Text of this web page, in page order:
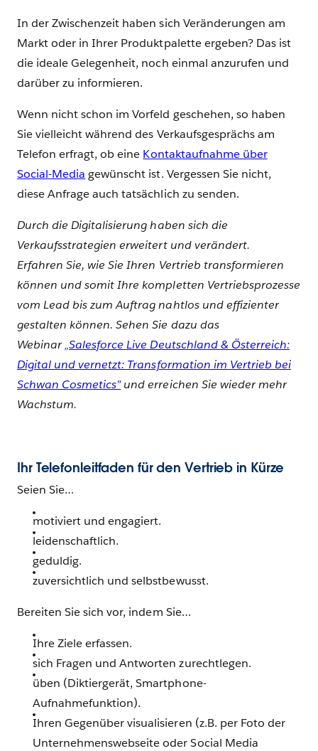
In der Zwischenzeit haben sich Veränderungen am
Markt oder in Ihrer Produktpalette ergeben? Das ist
die ideale Gelegenheit, noch einmal anzurufen und
darüber zu informieren.
Wenn nicht schon im Vorfeld geschehen, so haben
Sie vielleicht während des Verkaufsgesprächs am
Telefon erfragt, ob eine Kontaktaufnahme über
Social-Media gewünscht ist. Vergessen Sie nicht,
diese Anfrage auch tatsächlich zu senden.
Durch die Digitalisierung haben sich die
Verkaufsstrategien erweitert und verändert.
Erfahren Sie, wie Sie Ihren Vertrieb transformieren
können und somit Ihre kompletten Vertriebsprozesse
vom Lead bis zum Auftrag nahtlos und effizienter
gestalten können. Sehen Sie dazu das
Webinar„Salesforce Live Deutschland & Österreich:
Digital und vernetzt: Transformation im Vertrieb bei
Schwan Cosmetics”und erreichen Sie wieder mehr
Wachstum.
Ihr Telefonleitfaden für den Vertrieb in Kürze
Seien Sie…
motiviert und engagiert.
leidenschaftlich.
geduldig.
zuversichtlich und selbstbewusst.
Bereiten Sie sich vor, indem Sie…
Ihre Ziele erfassen.
sich Fragen und Antworten zurechtlegen.
üben (Diktiergerät, Smartphone-
Aufnahmefunktion).
Ihren Gegenüber visualisieren (z.B. per Foto der
Unternehmenswebseite oder Social Media